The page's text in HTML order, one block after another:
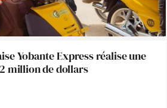
Yobante Express réalise une
million de dollars